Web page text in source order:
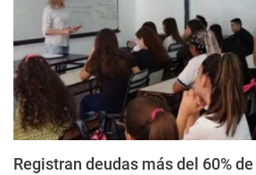
Registran deudas más del 60%